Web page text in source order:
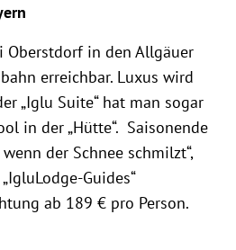
Oberstdorf in den Allgäuer
erreichbar. Luxus wird
„Iglu Suite“ hat man sogar
in der „Hütte“. Saisonende
der Schnee schmilzt“,
Guides“
ab 189 € pro Person.